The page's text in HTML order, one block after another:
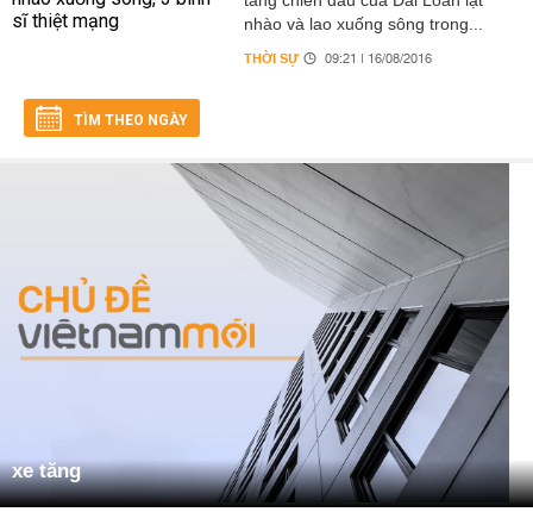
nhào và lao xuống sông trong...
THỜI SỰ 09:21 | 16/08/2016
TÌM THEO NGÀY
xe tăng